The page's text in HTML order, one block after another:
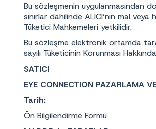
Bu sözleşmenin uygulanmasından
sınırlar dahilinde ALICI’nın mal
Tüketici Mahkemeleri yetkilidir.
Bu sözleşme elektronik ortamda
sayılı Tüketicinin Korunması
SATICI
EYE CONNECTION
Tarih:
Ön Bilgilendirme Formu